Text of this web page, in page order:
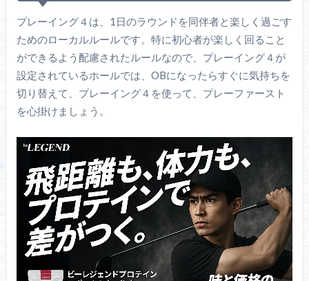
プレーイング４は、1日のラウンドを同伴者と楽しく過ごす
ためのローカルルールです。特に初心者が楽しく回ること
ができるよう配慮されたルールなので、プレーイング４が
設定されているホールでは、OBになったらすぐに気持ちを
切り替えて、プレーイング４を使って、プレーファースト
を心掛けましょう。